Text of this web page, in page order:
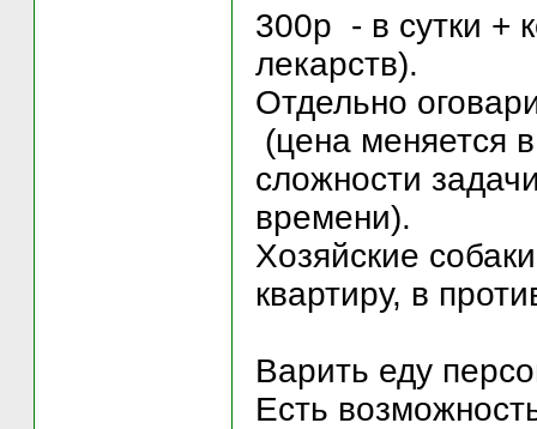
300р - в сутки +
лекарств).
Отдельно
(цена меняется
сложности
времени).
Хозяйские
квартиру, в
Варить еду
Есть